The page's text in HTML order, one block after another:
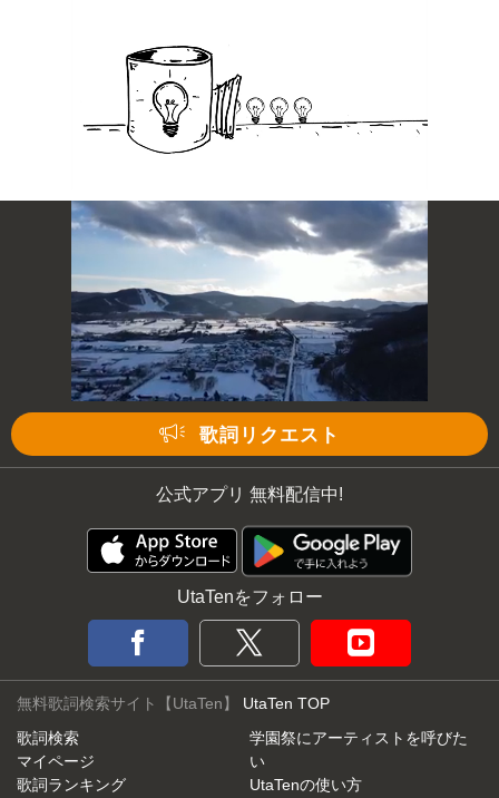
歌詞リクエスト
公式アプリ 無料配信中!
UtaTenをフォロー
無料歌詞検索サイト【UtaTen】 UtaTen TOP
歌詞検索
マイページ
歌詞ランキング
学園祭にアーティストを呼びた
い
UtaTenの使い方